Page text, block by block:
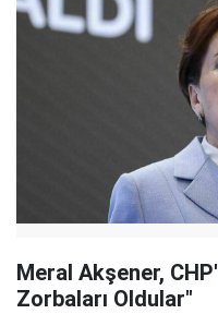
Meral Akşener,
Zorbaları Oldular"